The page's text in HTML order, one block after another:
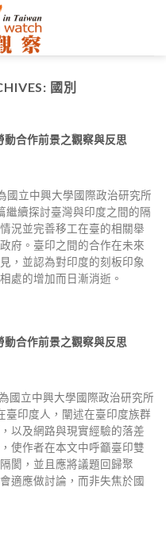
國別
合作前景之觀察與反思
國立中興大學國際政治研究所
繼續探討臺灣與印度之間的隔
況並完善移工在臺的相關舉
府。臺印之間的合作在未來
，並認為對印度的刻板印象
處的增加而日漸消逝。
合作前景之觀察與反思
國立中興大學國際政治研究所
臺印度人，闡述在臺印度族群
以及網路與現實經驗的落差
使作者在本文中呼籲臺印雙
閡，並且應將議題回歸聚
適應做討論，而非失焦於國